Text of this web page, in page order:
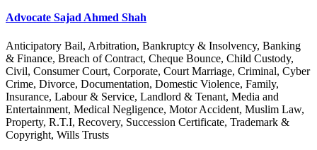
Advocate Sajad Ahmed Shah
Anticipatory Bail, Arbitration, Bankruptcy & Insolvency, Banking
& Finance, Breach of Contract, Cheque Bounce, Child Custody,
Civil, Consumer Court, Corporate, Court Marriage, Criminal, Cyber
Crime, Divorce, Documentation, Domestic Violence, Family,
Insurance, Labour & Service, Landlord & Tenant, Media and
Entertainment, Medical Negligence, Motor Accident, Muslim Law,
Property, R.T.I, Recovery, Succession Certificate, Trademark &
Copyright, Wills Trusts